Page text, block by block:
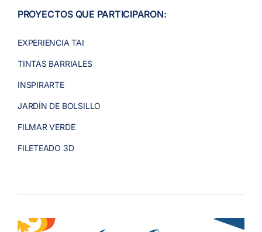
PROYECTOS QUE PARTICIPARON:
EXPERIENCIA TAI
TINTAS BARRIALES
INSPIRARTE
JARDÍN DE BOLSILLO
FILMAR VERDE
FILETEADO 3D